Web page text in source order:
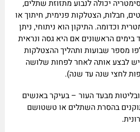
יכולה לנבוע מתזוזת שתלים,
חבלות, הצטלקות פנימית, חיתוך או
וכדומה. התיקון הוא ניתוחי, ניתן
בימים הראשונים אם היא גסה ונראית
מספר שבועות ותהליך ההצטלקות
לבצע אותה לאחר לפחות שלושה
לחצי שנה עד שנה).
מבעד העור – בעיקר באנשים
בהסרת השתלים או טשטושם